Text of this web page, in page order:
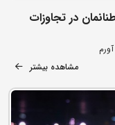
در تجاوزات
مشاهده بیشتر